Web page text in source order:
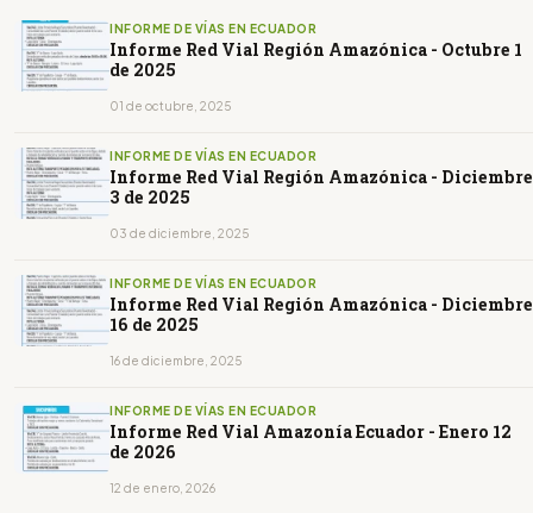
INFORME DE VÍAS EN ECUADOR
Informe Red Vial Región Amazónica - Octubre 1
de 2025
01 de octubre, 2025
INFORME DE VÍAS EN ECUADOR
Informe Red Vial Región Amazónica - Diciembre
3 de 2025
03 de diciembre, 2025
INFORME DE VÍAS EN ECUADOR
Informe Red Vial Región Amazónica - Diciembre
16 de 2025
16 de diciembre, 2025
INFORME DE VÍAS EN ECUADOR
Informe Red Vial Amazonía Ecuador - Enero 12
de 2026
12 de enero, 2026